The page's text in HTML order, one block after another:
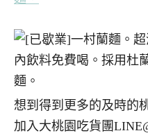
想到得到更多的及時的
加入大桃園吃貨團